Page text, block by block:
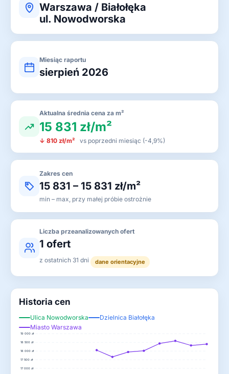
Warszawa / Białołęka
ul. Nowodworska
Miesiąc raportu
sierpień 2026
Aktualna średnia cena za m²
15 831 zł/m²
↓ 810 zł/m² vs poprzedni miesiąc (-4,9%)
Zakres cen
15 831 – 15 831 zł/m²
min – max, przy małej próbie ostrożnie
Liczba przeanalizowanych ofert
1 ofert
z ostatnich 31 dni dane orientacyjne
Historia cen
Ulica Nowodworska
Dzielnica Białołęka
Miasto Warszawa
17 000 zł
17 500 zł
18 000 zł
18 500 zł
19 000 zł